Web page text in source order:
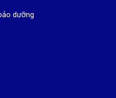
dưỡng